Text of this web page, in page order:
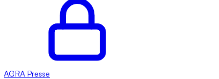
AGRA Presse